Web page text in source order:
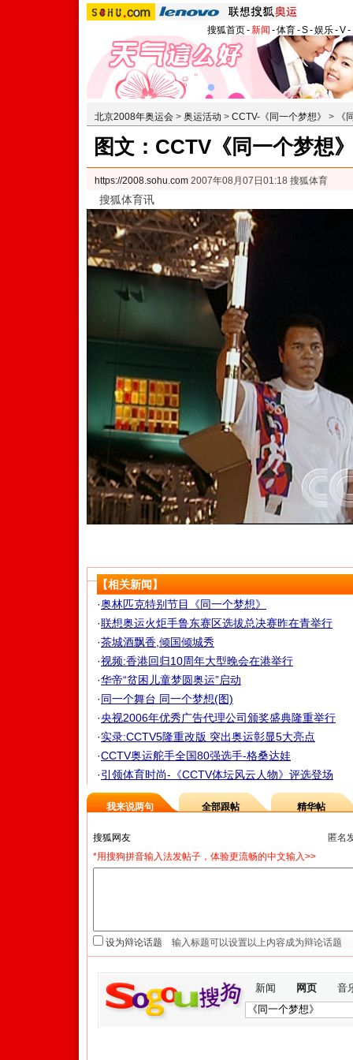
搜狐首页-新闻 -体育-S-娱乐-V-
北京2008年奥运会 > 奥运活动 > CCTV-《同一个梦想》 > 《
图文：CCTV《同一个梦想
https://2008.sohu.com 2007年08月07日01:18 搜狐体育
搜狐体育讯
【相关新闻】
·奥林匹克特别节目《同一个梦想》
·联想奥运火炬手鲁东赛区选拔总决赛昨在青举行
·茶城酒飘香,倾国倾城秀
·视频:香港回归10周年大型晚会在港举行
·华帝“贫困儿童梦圆奥运”启动
·同一个舞台 同一个梦想(图)
·央视2006年优秀广告代理公司颁奖盛典隆重举行
·实录:CCTV5隆重改版 突出奥运彰显5大亮点
·CCTV奥运舵手全国80强选手-格桑达娃
·引领体育时尚-《CCTV体坛风云人物》评选登场
我来说两句 全部跟帖 精华帖
匿名
*用搜狗拼音输入法发帖子，体验更流畅的中文输入>>
设为辩论话题
新闻 网页 音